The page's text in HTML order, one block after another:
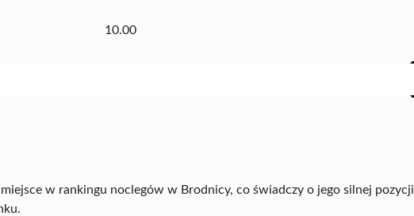
10.00
w rankingu noclegów w Brodnicy, co świadczy o jego silnej pozycji